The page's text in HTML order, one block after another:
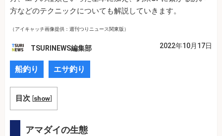
方などのテクニックについても解説していきます。
（アイキャッチ画像提供：週刊つりニュース関東版）
TSURINEWS編集部 2022年10月17日
船釣り エサ釣り
目次 [show]
アマダイの生態